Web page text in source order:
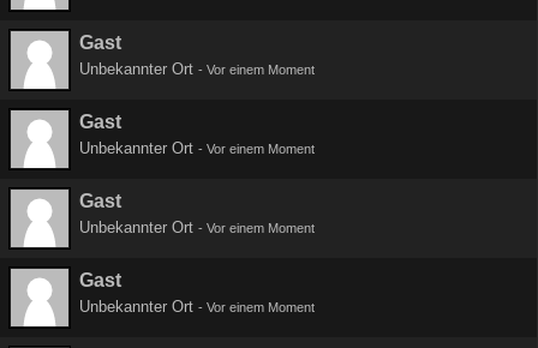
Gast
Unbekannter Ort - Vor einem Moment
Gast
Unbekannter Ort - Vor einem Moment
Gast
Unbekannter Ort - Vor einem Moment
Gast
Unbekannter Ort - Vor einem Moment